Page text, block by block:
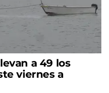
a 49 los
viernes a